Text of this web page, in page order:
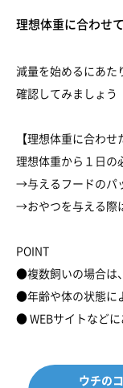
理想体重に合わせ
減量を始めるにあた
確認してみましょう
【理想体重に合わせ
理想体重から１日の
→与えるフードのパ
→おやつを与える際
POINT
●複数飼いの場合は
●年齢や体の状態に
● WEBサイトなど
ウチの